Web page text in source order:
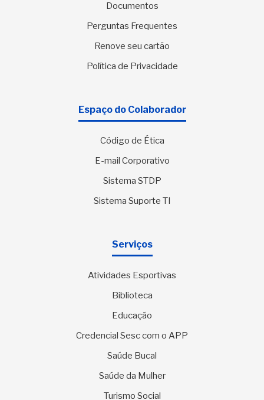
Documentos
Perguntas Frequentes
Renove seu cartão
Política de Privacidade
Espaço do Colaborador
Código de Ética
E-mail Corporativo
Sistema STDP
Sistema Suporte TI
Serviços
Atividades Esportivas
Biblioteca
Educação
Credencial Sesc com o APP
Saúde Bucal
Saúde da Mulher
Turismo Social